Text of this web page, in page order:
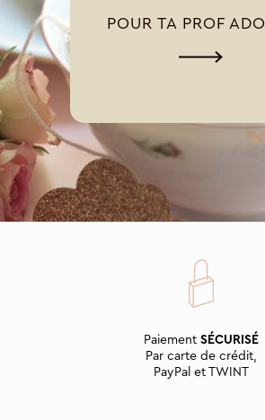
POUR TA PROF
Paiement SÉCURISÉ
Par carte de crédit,
PayPal et TWINT